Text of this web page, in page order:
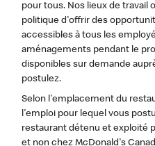
pour tous. Nos lieux de travail
politique d'offrir des
accessibles à tous les
aménagements pendant le
disponibles sur demande
postulez.
Selon l'emplacement du
l'emploi pour lequel vous
restaurant détenu et exploité
et non chez McDonald's